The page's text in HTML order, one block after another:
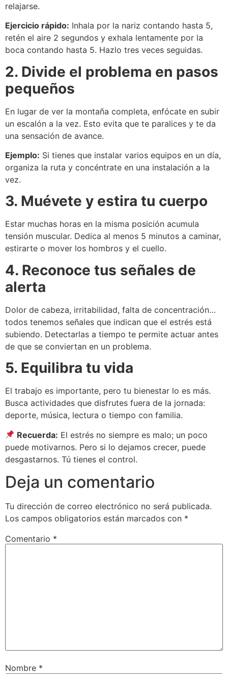
relajarse.
Ejercicio rápido: Inhala por la nariz contando hasta 5,
retén el aire 2 segundos y exhala lentamente por la
boca contando hasta 5. Hazlo tres veces seguidas.
2. Divide el problema en pasos
pequeños
En lugar de ver la montaña completa, enfócate en subir
un escalón a la vez. Esto evita que te paralices y te da
una sensación de avance.
Ejemplo: Si tienes que instalar varios equipos en un día,
organiza la ruta y concéntrate en una instalación a la
vez.
3. Muévete y estira tu cuerpo
Estar muchas horas en la misma posición acumula
tensión muscular. Dedica al menos 5 minutos a caminar,
estirarte o mover los hombros y el cuello.
4. Reconoce tus señales de
alerta
Dolor de cabeza, irritabilidad, falta de concentración…
todos tenemos señales que indican que el estrés está
subiendo. Detectarlas a tiempo te permite actuar antes
de que se conviertan en un problema.
5. Equilibra tu vida
El trabajo es importante, pero tu bienestar lo es más.
Busca actividades que disfrutes fuera de la jornada:
deporte, música, lectura o tiempo con familia.
Recuerda: El estrés no siempre es malo; un poco
puede motivarnos. Pero si lo dejamos crecer, puede
desgastarnos. Tú tienes el control.
Deja un comentario
Tu dirección de correo electrónico no será publicada.
Los campos obligatorios están marcados con *
Comentario *
Nombre *